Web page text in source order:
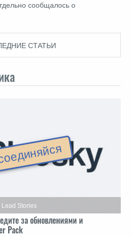
сообщалось о
СТАТЬИ
за обновлениями и
Pack
Lead Stories